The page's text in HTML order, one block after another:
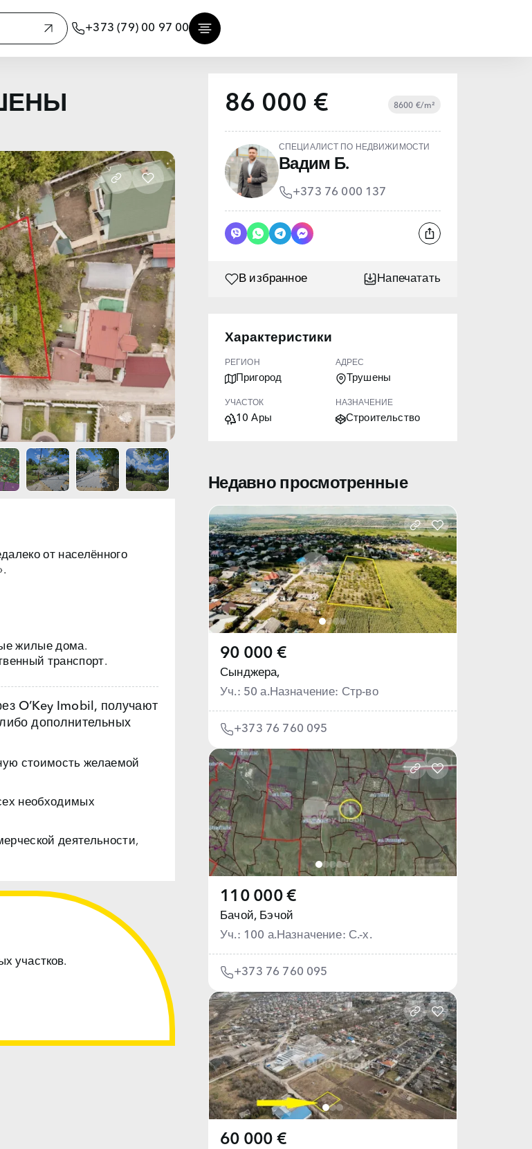
+373 (79) 00 97 00
от населённого
жилые дома.
транспорт.
O’Key Imobil, получают
дополнительных
стоимость желаемой
необходимых
деятельности,
участков.
86 000 € 8600 €/m²
СПЕЦИАЛИСТ ПО НЕДВИЖИМОСТИ
Вадим Б.
+373 76 000 137
В избранное Напечатать
Характеристики
РЕГИОН
Пригород
АДРЕС
Трушены
УЧАСТОК
10 Ары
НАЗНАЧЕНИЕ
Строительство
Недавно просмотренные
90 000 €
Сынджера,
Уч.: 50 а.Назначение: Стр-во
+373 76 760 095
110 000 €
Бачой, Бэчой
Уч.: 100 а.Назначение: С.-х.
+373 76 760 095
60 000 €